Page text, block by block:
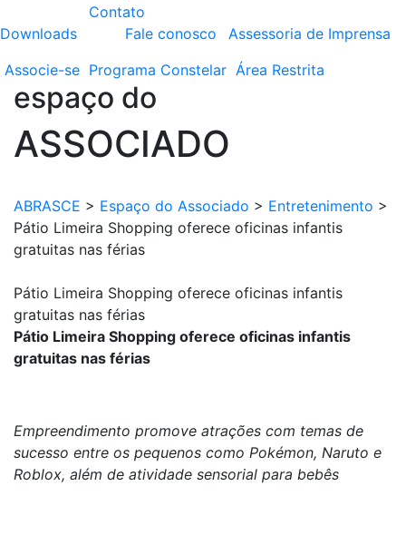
Downloads
Contato
Fale conosco
Assessoria de Imprensa
Associe-se Programa Constelar Área Restrita
espaço do
ASSOCIADO
ABRASCE > Espaço do Associado > Entretenimento >
Pátio Limeira Shopping oferece oficinas infantis
gratuitas nas férias
Pátio Limeira Shopping oferece oficinas infantis
gratuitas nas férias
Pátio Limeira Shopping oferece oficinas infantis
gratuitas nas férias
Empreendimento promove atrações com temas de
sucesso entre os pequenos como Pokémon, Naruto e
Roblox, além de atividade sensorial para bebês